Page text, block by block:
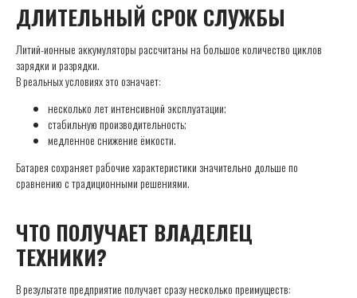
ДЛИТЕЛЬНЫЙ СРОК СЛУЖБЫ
Литий-ионные аккумуляторы рассчитаны на большое количество циклов
зарядки и разрядки.
В реальных условиях это означает:
несколько лет интенсивной эксплуатации;
стабильную производительность;
медленное снижение ёмкости.
Батарея сохраняет рабочие характеристики значительно дольше по
сравнению с традиционными решениями.
ЧТО ПОЛУЧАЕТ ВЛАДЕЛЕЦ
ТЕХНИКИ?
В результате предприятие получает сразу несколько преимуществ: